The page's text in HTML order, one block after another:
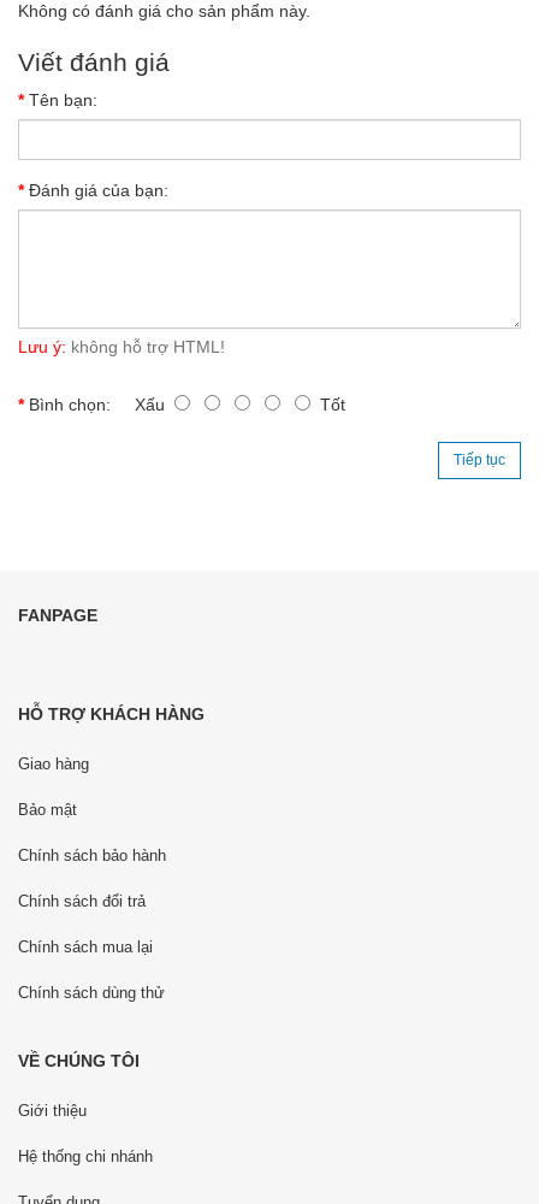
Không có đánh giá cho sản phẩm này.
Viết đánh giá
Tên bạn:
Đánh giá của bạn:
Lưu ý: không hỗ trợ HTML!
Bình chọn: Xấu Tốt
Tiếp tục
FANPAGE
HỖ TRỢ KHÁCH HÀNG
Giao hàng
Bảo mật
Chính sách bảo hành
Chính sách đổi trả
Chính sách mua lại
Chính sách dùng thử
VỀ CHÚNG TÔI
Giới thiệu
Hệ thống chi nhánh